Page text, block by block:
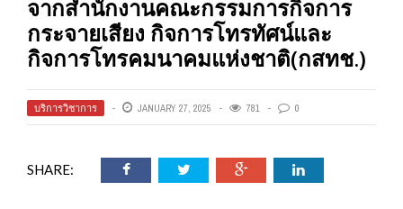
จากสำนักงานคณะกรรมการกิจการ
กระจายเสียง กิจการโทรทัศน์และ
กิจการโทรคมนาคมแห่งชาติ(กสทช.)
บริการวิชาการ JANUARY 27, 2025 781 0
SHARE: